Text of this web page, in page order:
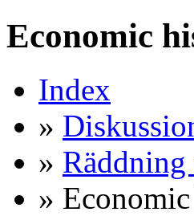
Economic
Index
»
»
»